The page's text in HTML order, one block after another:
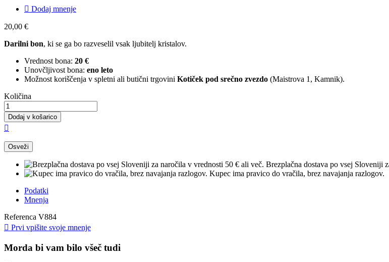
 Dodaj mnenje
20,00 €
Darilni bon, ki se ga bo razveselil vsak ljubitelj kristalov.
Vrednost bona: 20 €
Unovčljivost bona: eno leto
Možnost koriščenja v spletni ali butični trgovini Kotiček pod srečno zvezdo (Maistrova 1, Kamnik).
Količina
Dodaj v košarico

Brezplačna dostava po vsej Sloveniji
Kupec ima pravico do vračila, brez navajanja razlogov.
Podatki
Mnenja
Referenca V884
 Prvi vpišite svoje mnenje
Morda bi vam bilo všeč tudi